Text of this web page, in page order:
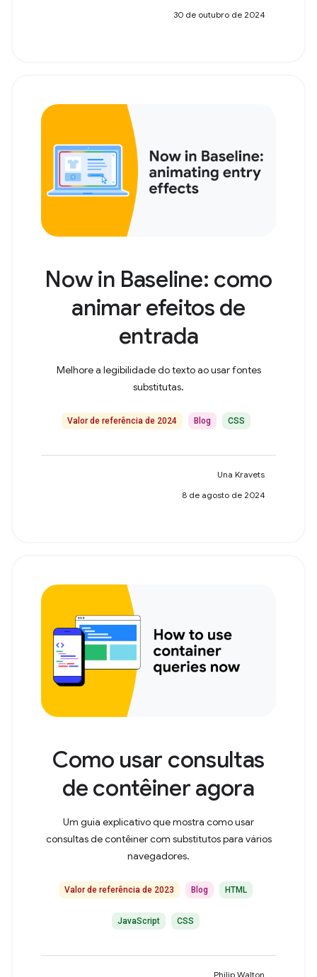
30 de outubro de 2024
Now in Baseline: como
animar efeitos de
entrada
Melhore a legibilidade do texto ao usar fontes
substitutas.
Valor de referência de 2024 Blog CSS
Una Kravets
8 de agosto de 2024
Como usar consultas
de contêiner agora
Um guia explicativo que mostra como usar
consultas de contêiner com substitutos para vários
navegadores.
Valor de referência de 2023 Blog HTML
JavaScript CSS
Philip Walton